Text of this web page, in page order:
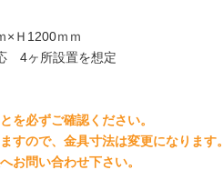
×Ｈ1200ｍｍ
4ヶ所設置を想定
を必ずご確認ください。
すので、金具寸法は変更になります。
お問い合わせ下さい。